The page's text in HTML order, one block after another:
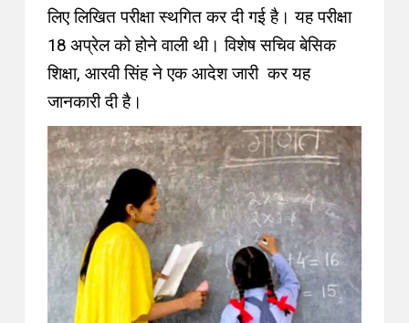
लिए लिखित परीक्षा स्थगित कर दी गई है। यह परीक्षा
18 अप्रेल को होने वाली थी। विशेष सचिव बेसिक
शिक्षा, आरवी सिंह ने एक आदेश जारी कर यह
जानकारी दी है।